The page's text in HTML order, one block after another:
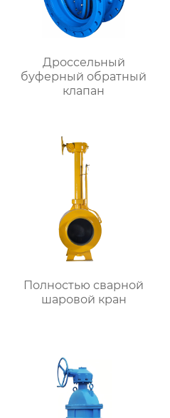
Дроссельный
буферный обратный
клапан
Полностью сварной
шаровой кран